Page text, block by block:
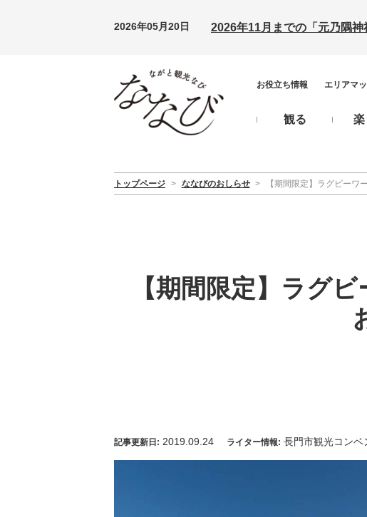
2026年05月20日 2026年11月までの「元乃隅神
お役立ち情報 エリアマ
観る 楽
トップページ > ななびのおしらせ > 【期間限定】ラグビー
【期間限定】ラグ
記事更新日: 2019.09.24 ライター情報: 長門市観光コンベ